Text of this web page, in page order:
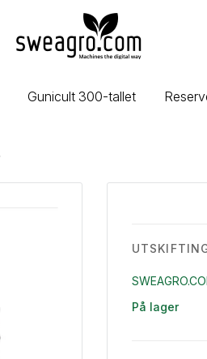
sweagro.com
-
the
Gunicult 300-tallet
På lager